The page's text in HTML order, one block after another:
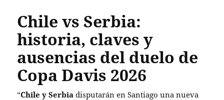
Chile vs Serbia:
historia, claves y
ausencias del duelo de
Copa Davis 2026
“`Chile y Serbia disputarán en Santiago una nueva